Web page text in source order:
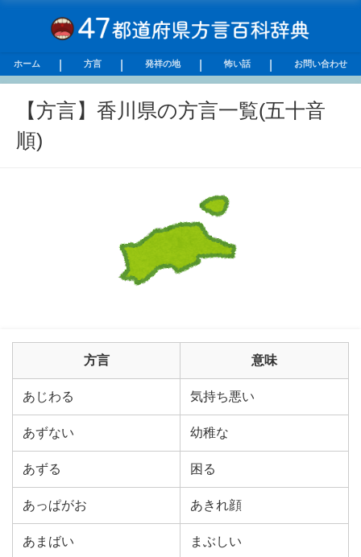
ホーム 方言 発祥の地 怖い話 お問い合わせ
【方言】香川県の方言一覧(五十音
順)
方言 意味
あじわる 気持ち悪い
あずない 幼稚な
あずる 困る
あっぱがお あきれ顔
あまばい まぶしい